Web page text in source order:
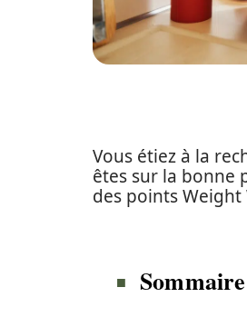
Vous étiez à la
êtes sur la bonne
des points Weight
Sommaire